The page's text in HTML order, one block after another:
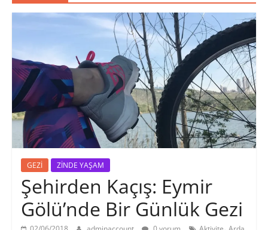
GEZİ ZİNDE YAŞAM
Şehirden Kaçış: Eymir
Gölü’nde Bir Günlük Gezi